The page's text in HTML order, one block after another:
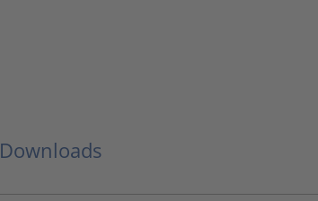
Downloads